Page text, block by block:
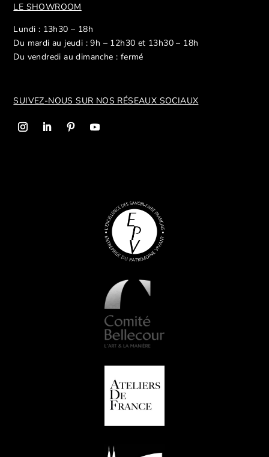
LE SHOWROOM
Lundi : 13h30 – 18h
Du mardi au jeudi : 9h – 12h30 et 13h30 – 18h
Du vendredi au dimanche : fermé
SUIVEZ-NOUS SUR NOS RÉSEAUX SOCIAUX